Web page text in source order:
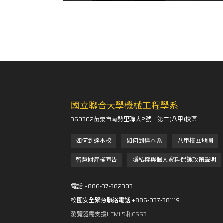
國立聯合大學機械工程學系
360302苗栗市南勢里聯大2號 第二(八甲)校區
如何到達本校 如何到達本系
八甲校區地圖
智慧財產權宣告
隱私權與個人資料保護政策聲明
電話 +886-37-382303
校園安全緊急聯絡電話 +886-037-381119
瀏覽器需支援HTML5和CSS3